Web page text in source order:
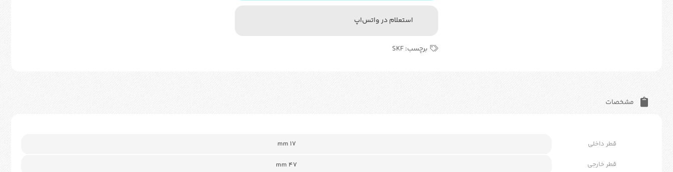
استعلام در واتس‌اپ
برچسب:SKF
مشخصات
قطر داخلی 17 mm
قطر خارجی 47 mm